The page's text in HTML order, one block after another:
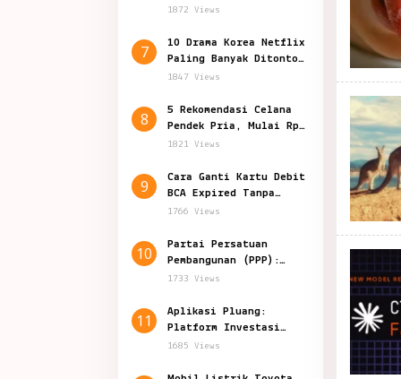
Mulai Rp 129.000
1872 Views
7
10 Drama Korea Netflix
Paling Banyak Ditonton
Sepanjang 2024
1847 Views
8
5 Rekomendasi Celana
Pendek Pria, Mulai Rp
50.000-an
1821 Views
9
Cara Ganti Kartu Debit
BCA Expired Tanpa
Harus Datang ke Bank
1766 Views
10
Partai Persatuan
Pembangunan (PPP):
Politik Indonesia
1733 Views
11
Aplikasi Pluang:
Platform Investasi
Inovatif di Indonesia
1685 Views